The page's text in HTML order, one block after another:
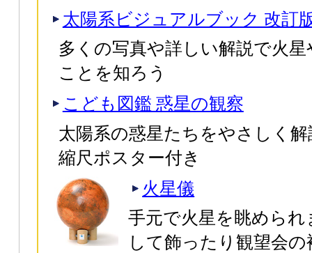
太陽系ビジュアルブック 改訂
多くの写真や詳しい解説で火
ことを知ろう
こども図鑑 惑星の観察
太陽系の惑星たちをやさしく解
縮尺ポスター付き
火星儀
手元で火星を眺めら
して飾ったり観望会